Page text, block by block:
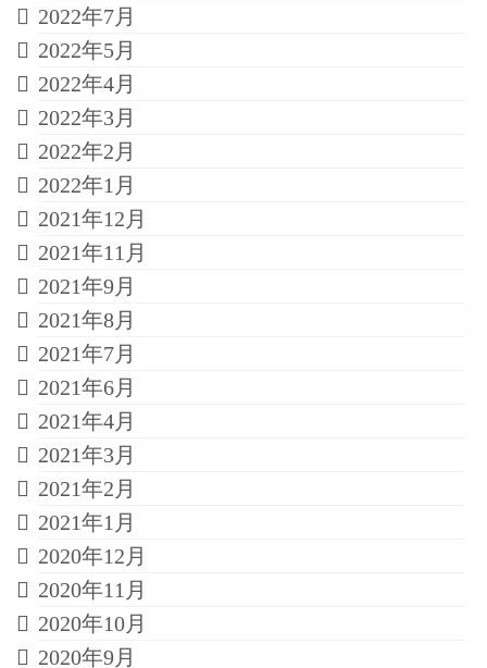
2022年7月
2022年5月
2022年4月
2022年3月
2022年2月
2022年1月
2021年12月
2021年11月
2021年9月
2021年8月
2021年7月
2021年6月
2021年4月
2021年3月
2021年2月
2021年1月
2020年12月
2020年11月
2020年10月
2020年9月